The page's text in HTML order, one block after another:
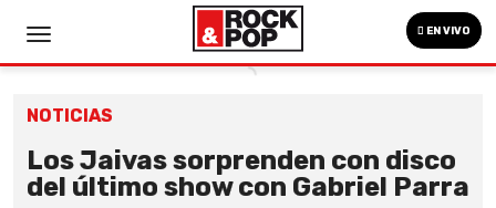
EN VIVO
NOTICIAS
Los Jaivas sorprenden con disco
del último show con Gabriel Parra